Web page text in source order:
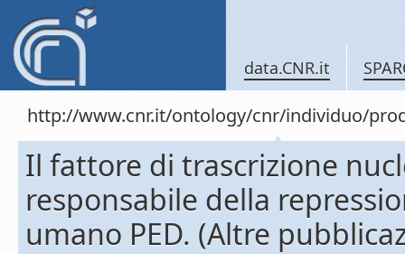
data.CNR.it
http://www.cnr.it/ontology/cnr/individuo/
Il fattore di trascrizione
responsabile della
umano PED. (Altre